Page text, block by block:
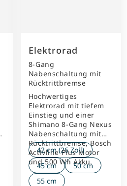
Elektrorad
8-Gang
Nabenschaltung mit
Rücktrittbremse
Hochwertiges
Elektrorad mit tiefem
Einstieg und einer
Shimano 8-Gang Nexus
Nabenschaltung mit
Rücktrittbremse, Bosch
Activline Plus Motor
und 500 Wh Akku.
42 cm (26 Zoll)
45 cm
50 cm
55 cm